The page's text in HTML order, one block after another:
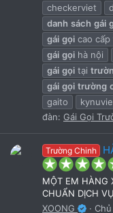
checkerviet
danh sách gái
gái gọi cao cấp
gái gọi hà nội
gái gọi tại
gái gọi trường
gaito
đàn: Gái Gọi
Trường Chinh
MỘT EM HÀNG
CHUẨN DỊCH
XOONG